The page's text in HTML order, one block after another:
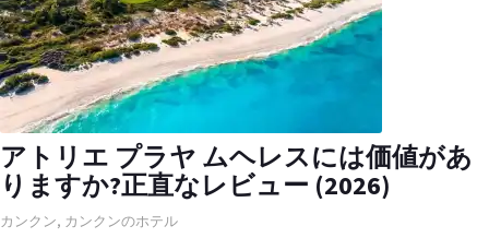
アトリエ プラヤ ムヘレスには価値があ
りますか?正直なレビュー (2026)
カンクン, カンクンのホテル